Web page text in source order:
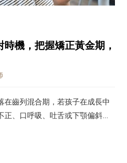
機，把握矯正黃金期，
在齒列混合期，若孩子在成長中
正、口呼吸、吐舌或下顎偏斜等
估是否需要介入。本文將由森
正的最佳時機、方式與注意事